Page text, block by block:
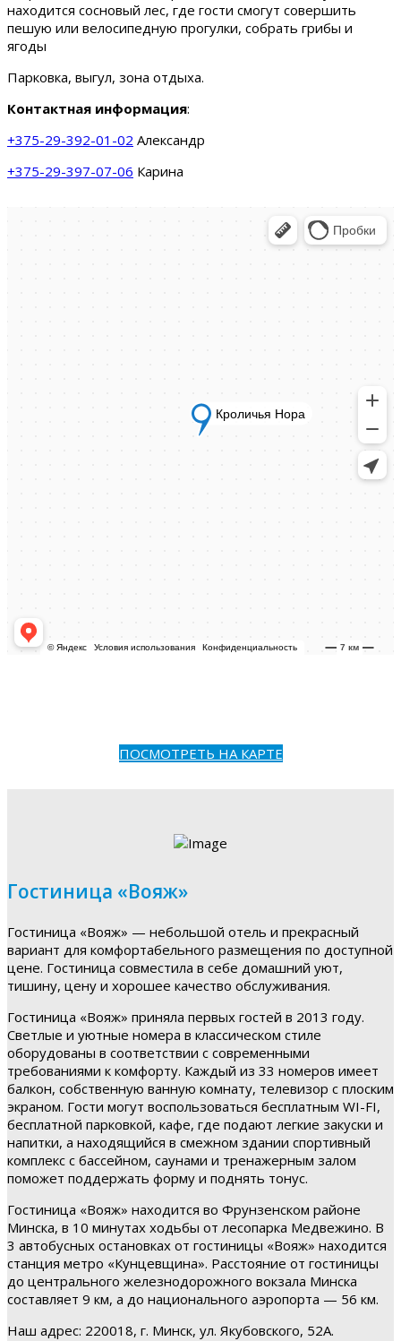
находится сосновый лес, где гости смогут совершить
пешую или велосипедную прогулки, собрать грибы и
ягоды
Парковка, выгул, зона отдыха.
Контактная информация:
+375-29-392-01-02 Александр
+375-29-397-07-06 Карина
ПОСМОТРЕТЬ НА КАРТЕ
Гостиница «Вояж»
Гостиница «Вояж» — небольшой отель и прекрасный
вариант для комфортабельного размещения по доступной
цене. Гостиница совместила в себе домашний уют,
тишину, цену и хорошее качество обслуживания.
Гостиница «Вояж» приняла первых гостей в 2013 году.
Светлые и уютные номера в классическом стиле
оборудованы в соответствии с современными
требованиями к комфорту. Каждый из 33 номеров имеет
балкон, собственную ванную комнату, телевизор с плоским
экраном. Гости могут воспользоваться бесплатным WI-FI,
бесплатной парковкой, кафе, где подают легкие закуски и
напитки, а находящийся в смежном здании спортивный
комплекс с бассейном, саунами и тренажерным залом
поможет поддержать форму и поднять тонус.
Гостиница «Вояж» находится во Фрунзенском районе
Минска, в 10 минутах ходьбы от лесопарка Медвежино. В
3 автобусных остановках от гостиницы «Вояж» находится
станция метро «Кунцевщина». Расстояние от гостиницы
до центрального железнодорожного вокзала Минска
составляет 9 км, а до национального аэропорта — 56 км.
Наш адрес: 220018, г. Минск, ул. Якубовского, 52А.